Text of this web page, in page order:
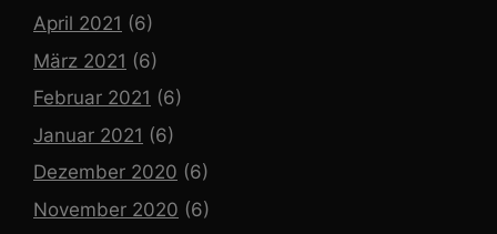
April 2021 (6)
März 2021 (6)
Februar 2021 (6)
Januar 2021 (6)
Dezember 2020 (6)
November 2020 (6)